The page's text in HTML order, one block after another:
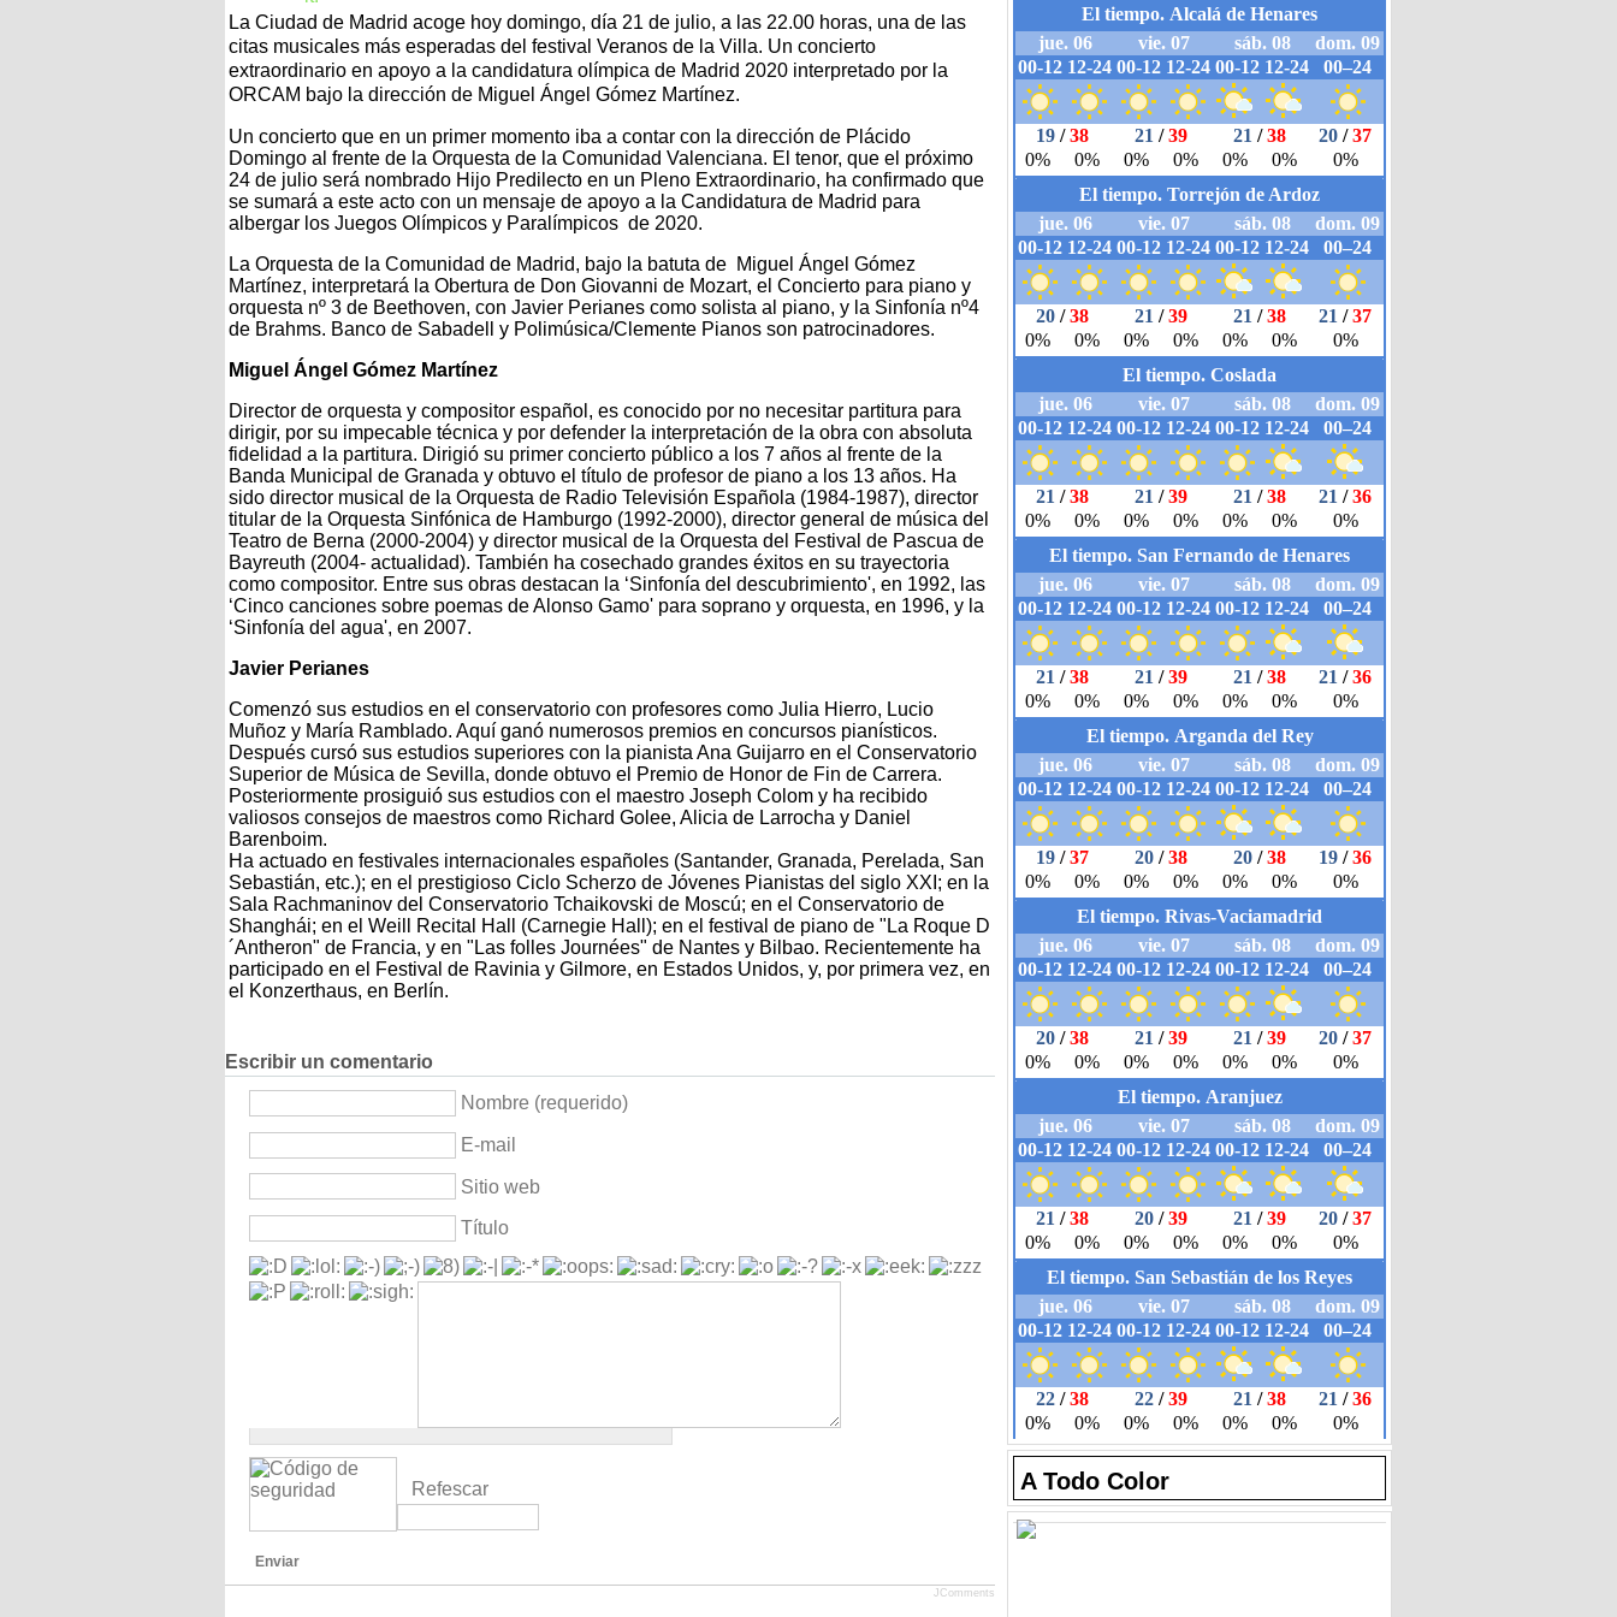
La Ciudad de Madrid acoge hoy domingo, día 21 de julio, a las 22.00 horas, una de las
citas musicales más esperadas del festival Veranos de la Villa. Un concierto
extraordinario en apoyo a la candidatura olímpica de Madrid 2020 interpretado por la
ORCAM bajo la dirección de Miguel Ángel Gómez Martínez.
Un concierto que en un primer momento iba a contar con la dirección de Plácido
Domingo al frente de la Orquesta de la Comunidad Valenciana. El tenor, que el próximo
24 de julio será nombrado Hijo Predilecto en un Pleno Extraordinario, ha confirmado que
se sumará a este acto con un mensaje de apoyo a la Candidatura de Madrid para
albergar los Juegos Olímpicos y Paralímpicos de 2020.
La Orquesta de la Comunidad de Madrid, bajo la batuta de Miguel Ángel Gómez
Martínez, interpretará la Obertura de Don Giovanni de Mozart, el Concierto para piano y
orquesta nº 3 de Beethoven, con Javier Perianes como solista al piano, y la Sinfonía nº4
de Brahms. Banco de Sabadell y Polimúsica/Clemente Pianos son patrocinadores.
Miguel Ángel Gómez Martínez
Director de orquesta y compositor español, es conocido por no necesitar partitura para
dirigir, por su impecable técnica y por defender la interpretación de la obra con absoluta
fidelidad a la partitura. Dirigió su primer concierto público a los 7 años al frente de la
Banda Municipal de Granada y obtuvo el título de profesor de piano a los 13 años. Ha
sido director musical de la Orquesta de Radio Televisión Española (1984-1987), director
titular de la Orquesta Sinfónica de Hamburgo (1992-2000), director general de música del
Teatro de Berna (2000-2004) y director musical de la Orquesta del Festival de Pascua de
Bayreuth (2004- actualidad). También ha cosechado grandes éxitos en su trayectoria
como compositor. Entre sus obras destacan la ‘Sinfonía del descubrimiento', en 1992, las
‘Cinco canciones sobre poemas de Alonso Gamo' para soprano y orquesta, en 1996, y la
‘Sinfonía del agua', en 2007.
Javier Perianes
Comenzó sus estudios en el conservatorio con profesores como Julia Hierro, Lucio
Muñoz y María Ramblado. Aquí ganó numerosos premios en concursos pianísticos.
Después cursó sus estudios superiores con la pianista Ana Guijarro en el Conservatorio
Superior de Música de Sevilla, donde obtuvo el Premio de Honor de Fin de Carrera.
Posteriormente prosiguió sus estudios con el maestro Joseph Colom y ha recibido
valiosos consejos de maestros como Richard Golee, Alicia de Larrocha y Daniel
Barenboim.
Ha actuado en festivales internacionales españoles (Santander, Granada, Perelada, San
Sebastián, etc.); en el prestigioso Ciclo Scherzo de Jóvenes Pianistas del siglo XXI; en la
Sala Rachmaninov del Conservatorio Tchaikovski de Moscú; en el Conservatorio de
Shanghái; en el Weill Recital Hall (Carnegie Hall); en el festival de piano de "La Roque D
´Antheron" de Francia, y en "Las folles Journées" de Nantes y Bilbao. Recientemente ha
participado en el Festival de Ravinia y Gilmore, en Estados Unidos, y, por primera vez, en
el Konzerthaus, en Berlín.
Escribir un comentario
Nombre (requerido)
E-mail
Sitio web
Título
Refescar
Enviar
JComments
A Todo Color